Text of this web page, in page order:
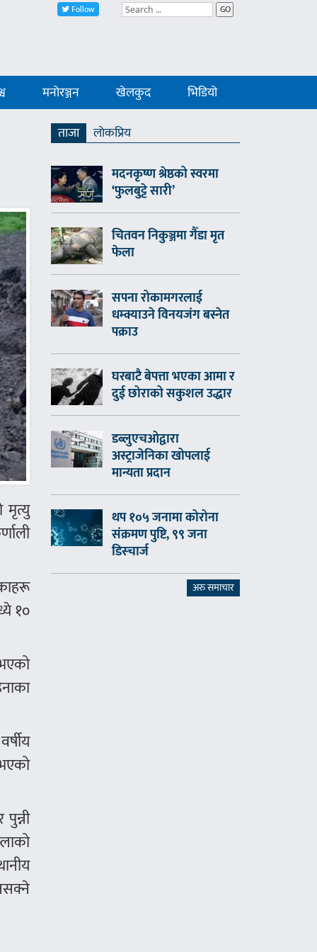
Follow GO
मनोरञ्जन खेलकुद भिडियो
मृत्यु
१०
ताजा
लाेकप्रिय
मदनकृष्ण श्रेष्ठको स्वरमा
‘फुलबुट्टे सारी’
चितवन निकुञ्जमा गैँडा मृत
फेला
सपना रोकामगरलाई
धम्क्याउने विनयजंग बस्नेत
पक्राउ
घरबाटै बेपत्ता भएका आमा र
दुई छोराको सकुशल उद्धार
डब्लुएचओद्वारा
अस्ट्राजेनिका खोपलाई
मान्यता प्रदान
थप १०५ जनामा कोरोना
संक्रमण पुष्टि, ९९ जना
डिस्चार्ज
अरु समाचार